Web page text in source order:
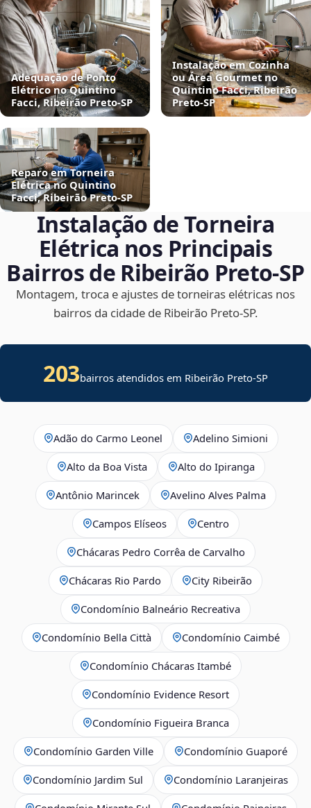
Adequação de Ponto
Elétrico no Quintino
Facci, Ribeirão Preto‑SP
Instalação em Cozinha
ou Área Gourmet no
Quintino Facci, Ribeirão
Preto‑SP
Reparo em Torneira
Elétrica no Quintino
Facci, Ribeirão Preto‑SP
Instalação de Torneira
Elétrica nos Principais
Bairros de Ribeirão Preto‑SP
Montagem, troca e ajustes de torneiras elétricas nos
bairros da cidade de Ribeirão Preto‑SP.
203bairros atendidos em Ribeirão Preto-SP
Adão do Carmo Leonel Adelino Simioni
Alto da Boa Vista Alto do Ipiranga
Antônio Marincek Avelino Alves Palma
Campos Elíseos Centro
Chácaras Pedro Corrêa de Carvalho
Chácaras Rio Pardo City Ribeirão
Condomínio Balneário Recreativa
Condomínio Bella Città Condomínio Caimbé
Condomínio Chácaras Itambé
Condomínio Evidence Resort
Condomínio Figueira Branca
Condomínio Garden Ville Condomínio Guaporé
Condomínio Jardim Sul Condomínio Laranjeiras